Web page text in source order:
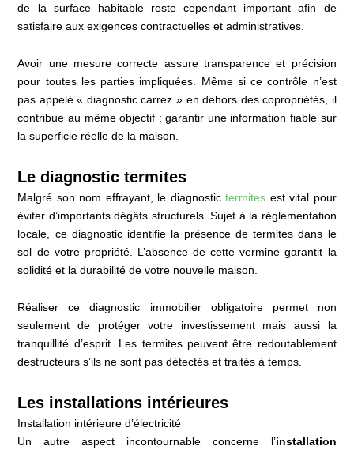
de la surface habitable reste cependant important afin de
satisfaire aux exigences contractuelles et administratives.
Avoir une mesure correcte assure transparence et précision
pour toutes les parties impliquées. Même si ce contrôle n’est
pas appelé « diagnostic carrez » en dehors des copropriétés, il
contribue au même objectif : garantir une information fiable sur
la superficie réelle de la maison.
Le diagnostic termites
Malgré son nom effrayant, le diagnostictermites est vital pour
éviter d’importants dégâts structurels. Sujet à la réglementation
locale, ce diagnostic identifie la présence de termites dans le
sol de votre propriété. L’absence de cette vermine garantit la
solidité et la durabilité de votre nouvelle maison.
Réaliser ce diagnostic immobilier obligatoire permet non
seulement de protéger votre investissement mais aussi la
tranquillité d’esprit. Les termites peuvent être redoutablement
destructeurs s’ils ne sont pas détectés et traités à temps.
Les installations intérieures
Installation intérieure d’électricité
Un autre aspect incontournable concerne l’installation